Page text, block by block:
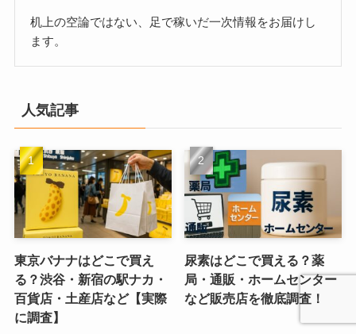
机上の空論ではない、足で稼いだ一次情報をお届けし
ます。
人気記事
東京バナナはどこで買え
る？渋谷・新宿の駅ナカ・
百貨店・土産店など【実際
に調査】
尿素はどこで買える？薬
局・通販・ホームセンター
など販売店を徹底調査！